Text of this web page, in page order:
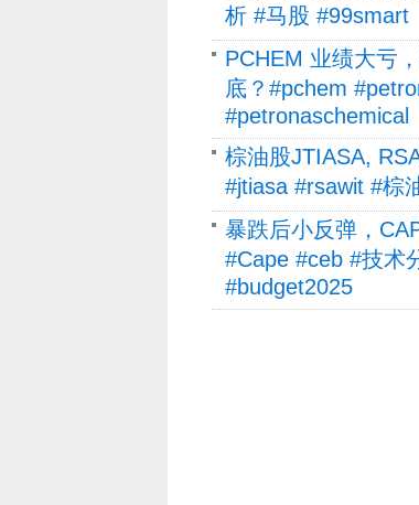
析 #马股 #99smart
PCHEM 业绩大亏
底？#pchem
#petronaschemical
棕油股JTIASA,
#jtiasa #rsawit #棕
暴跌后小反弹，
#Cape #ceb #技术
#budget2025